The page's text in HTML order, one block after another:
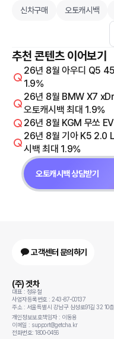
신차구매 오토캐시백
추천 콘텐츠 이어보기
26년 8월 아우디 Q5
1.9%
26년 8월 BMW X7
오토캐시백 최대 1.9%
26년 8월 KGM 무쏘
26년 8월 기아 K5 2.0
시백 최대 1.9%
오토캐시백 상담받기
고객센터 문의하기
(주) 겟차
대표 : 정유철
사업자등록번호 : 243-87-00137
주소 : 서울특별시 강남구 삼성로91길 32 10
개인정보보호책임자 : 이동용
이메일 : support@getcha.kr
전화번호: 1800-0456